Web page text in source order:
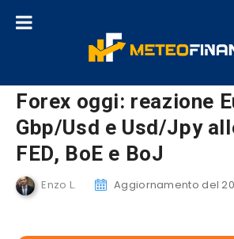
Forex oggi: reazione
Gbp/Usd e Usd/Jpy
FED, BoE e BoJ
Enzo L. Aggiornamento del